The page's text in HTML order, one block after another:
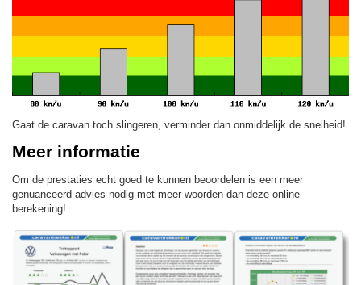
Gaat de caravan toch slingeren, verminder dan onmiddelijk de snelheid!
Meer informatie
Om de prestaties echt goed te kunnen beoordelen is een meer
genuanceerd advies nodig met meer woorden dan deze online
berekening!